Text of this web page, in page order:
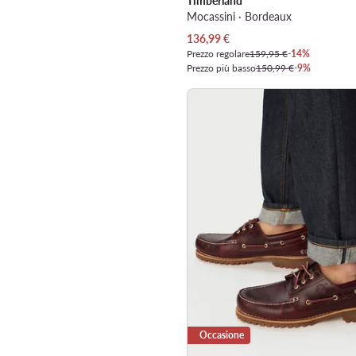
Mocassini · Bordeaux
Prezzo attuale
136,99€
Prezzo regolare159,95 €-14%
Prezzo più basso150,99 €-9%
Occasione